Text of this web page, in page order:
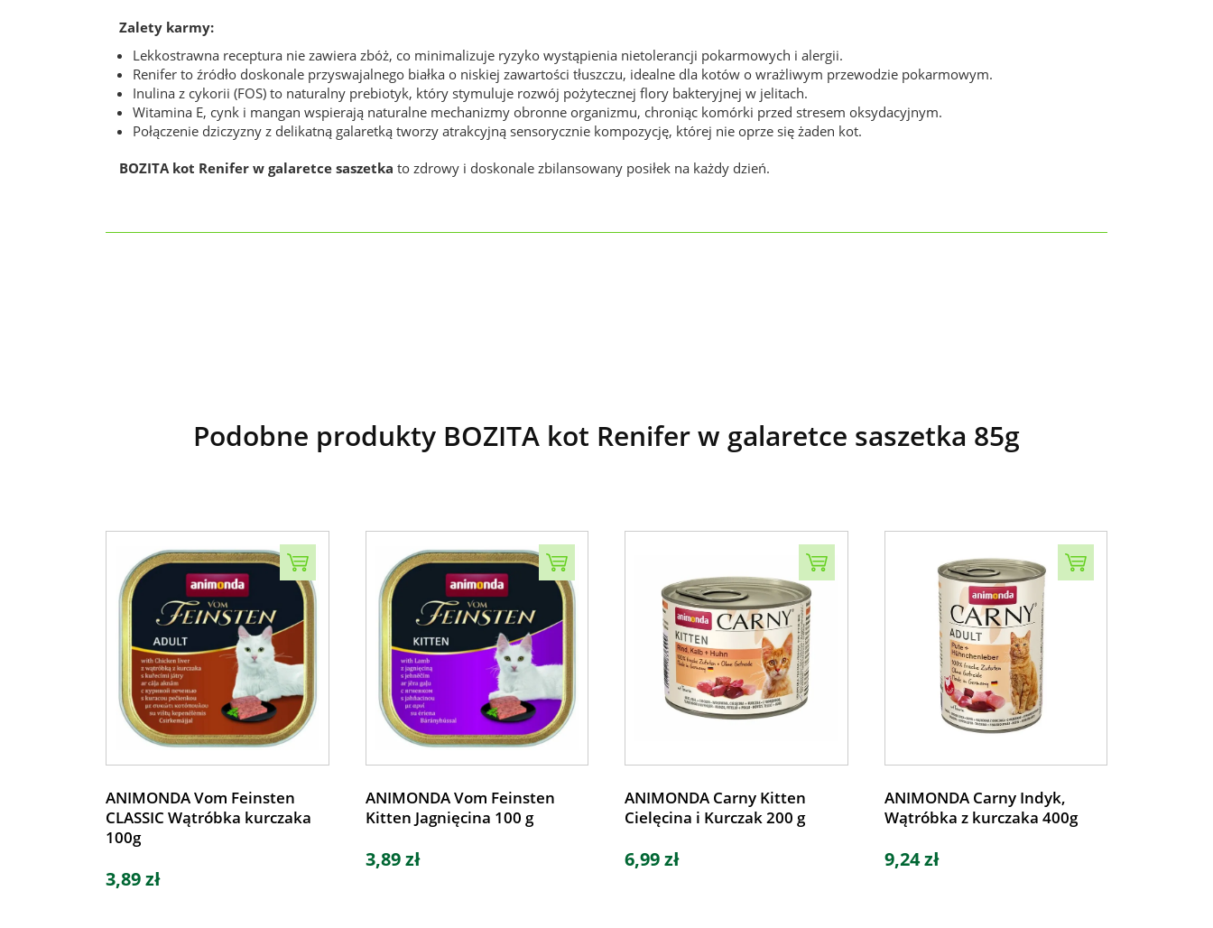
Zalety karmy:
Lekkostrawna receptura nie zawiera zbóż, co minimalizuje ryzyko wystąpienia nietolerancji pokarmowych i alergii.
Renifer to źródło doskonale przyswajalnego białka o niskiej zawartości tłuszczu, idealne dla kotów o wrażliwym przewodzie pokarmowym.
Inulina z cykorii (FOS) to naturalny prebiotyk, który stymuluje rozwój pożytecznej flory bakteryjnej w jelitach.
Witamina E, cynk i mangan wspierają naturalne mechanizmy obronne organizmu, chroniąc komórki przed stresem oksydacyjnym.
Połączenie dziczyzny z delikatną galaretką tworzy atrakcyjną sensorycznie kompozycję, której nie oprze się żaden kot.
BOZITA kot Renifer w galaretce saszetka to zdrowy i doskonale zbilansowany posiłek na każdy dzień.
Podobne produkty BOZITA kot Renifer w galaretce saszetka 85g
ANIMONDA Vom Feinsten
CLASSIC Wątróbka kurczaka
100g
3,89 zł
ANIMONDA Vom Feinsten
Kitten Jagnięcina 100 g
3,89 zł
ANIMONDA Carny Kitten
Cielęcina i Kurczak 200 g
6,99 zł
ANIMONDA Carny Indyk,
Wątróbka z kurczaka 400g
9,24 zł